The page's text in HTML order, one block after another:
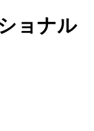
ョナル